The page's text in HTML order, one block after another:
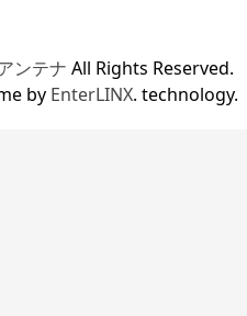
ンテナ All Rights Reserved.
by EnterLINX. technology.